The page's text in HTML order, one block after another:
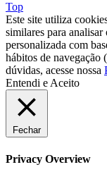
Top
Este site utiliza
similares para
personalizada com
hábitos de navegação
dúvidas, acesse nossa
Entendi e Aceito
Fechar
Privacy Overview